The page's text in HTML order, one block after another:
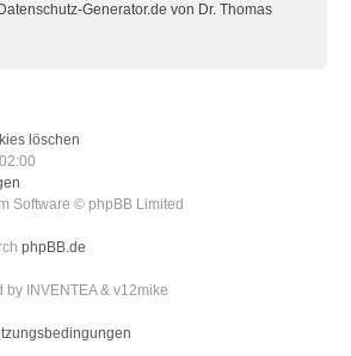
Generator.de von Dr. Thomas
löschen
Software © phpBB Limited
phpBB.de
by INVENTEA & v12mike